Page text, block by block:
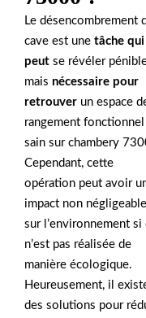
Le désencombrement
cave est une tâche qui
peut se révéler
mais nécessaire pour
retrouver un espace
rangement
sain sur chambery
Cependant, cette
opération peut avoir
impact non négligeable
sur l’environnement si
n’est pas réalisée de
manière écologique.
Heureusement, il
des solutions pour